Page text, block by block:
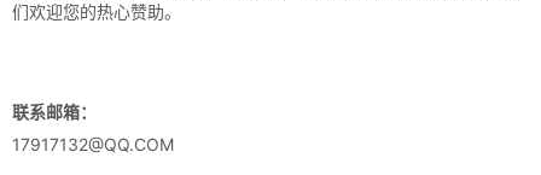
们欢迎您的热心赞助。
联系邮箱：
17917132@QQ.COM